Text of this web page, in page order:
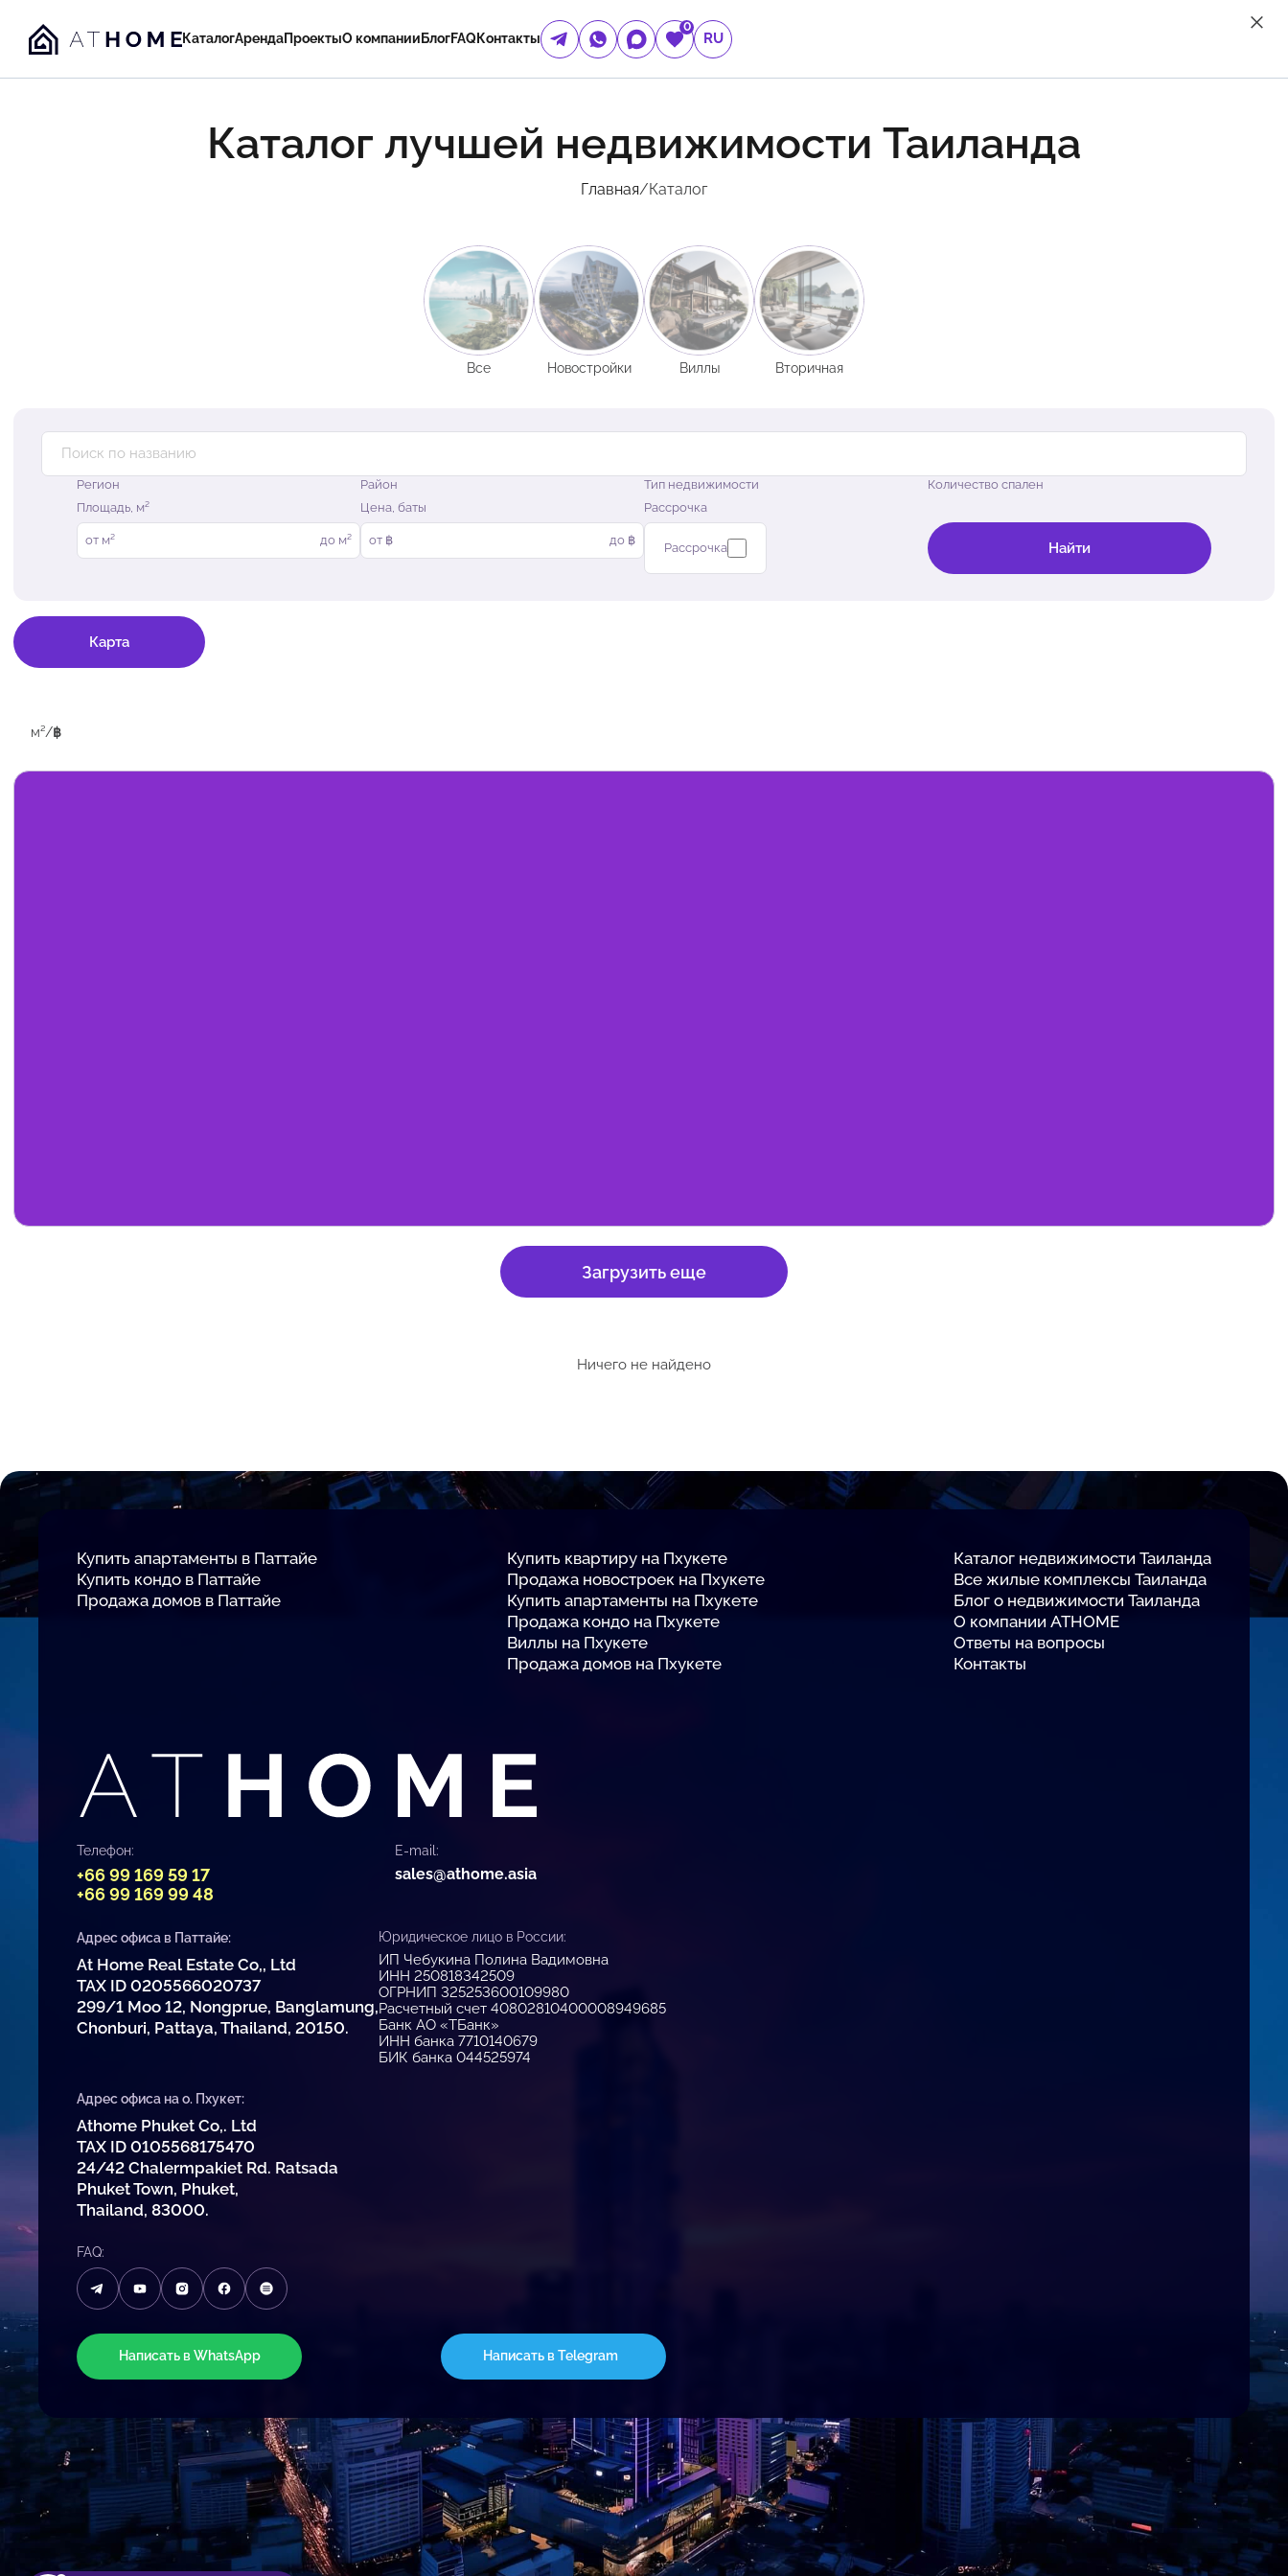
КаталогАрендаПроектыО компании БлогFAQКонтакты
0
RU
Каталог лучшей недвижимости Таиланда
Главная/Каталог
Все Новостройки Виллы Вторичная
Регион Район Тип недвижимости
Количество спален
Площадь, м²
от м² до м²
Цена, баты
от ฿ до ฿
Рассрочка
Рассрочка Найти
Карта
м²/฿
Загрузить еще
Ничего не найдено
Купить апартаменты в Паттайе
Купить кондо в Паттайе
Продажа домов в Паттайе
Купить квартиру на Пхукете
Продажа новостроек на Пхукете
Купить апартаменты на Пхукете
Продажа кондо на Пхукете
Виллы на Пхукете
Продажа домов на Пхукете
Каталог недвижимости Таиланда
Все жилые комплексы Таиланда
Блог о недвижимости Таиланда
О компании ATHOME
Ответы на вопросы
Контакты
Телефон:
+66 99 169 59 17
+66 99 169 99 48
E-mail:
sales@athome.asia
Адрес офиса в Паттайе:
At Home Real Estate Co,, Ltd
TAX ID 0205566020737
299/1 Moo 12, Nongprue, Banglamung,
Chonburi, Pattaya, Thailand, 20150.
Юридическое лицо в России:
ИП Чебукина Полина Вадимовна
ИНН 250818342509
ОГРНИП 325253600109980
Расчетный счет 40802810400008949685
Банк АО «ТБанк»
ИНН банка 7710140679
БИК банка 044525974
Адрес офиса на о. Пхукет:
Athome Phuket Co,. Ltd
TAX ID 0105568175470
24/42 Chalermpakiet Rd. Ratsada
Phuket Town, Phuket,
Thailand, 83000.
FAQ:
Написать в WhatsApp Написать в Telegram